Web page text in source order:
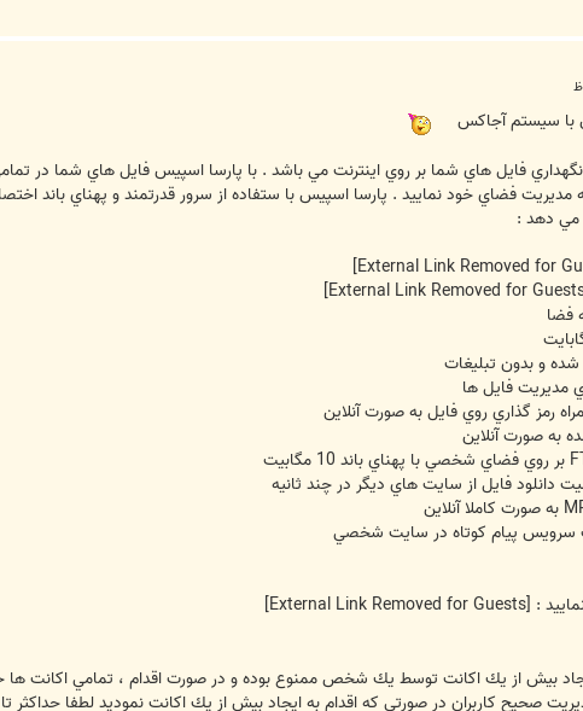
با سیستم آجاکس
فايل هاي شما بر روي اينترنت مي باشد . با پارسا اسپيس فايل هاي شما در
به مديريت فضاي خود نماييد . پارسا اسپيس با ستفاده از سرور قدرتمند و پهناي باند
مي دهد :
و بدون تبليغات
:
[External Link Removed for Guests]
بيش از يك اكانت توسط يك شخص ممنوع بوده و در صورت اقدام ، تمامي اكانت